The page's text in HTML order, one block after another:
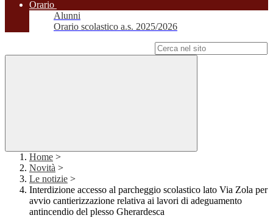
Orario
Alunni
Orario scolastico a.s. 2025/2026
Home >
Novità >
Le notizie >
Interdizione accesso al parcheggio scolastico lato Via Zola per
avvio cantierizzazione relativa ai lavori di adeguamento
antincendio del plesso Gherardesca